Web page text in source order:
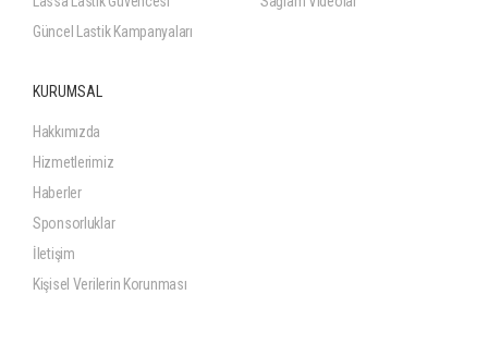
Güncel Lastik Kampanyaları
KURUMSAL
Hakkımızda
Hizmetlerimiz
Haberler
Sponsorluklar
İletişim
Kişisel Verilerin Korunması